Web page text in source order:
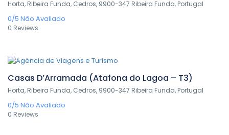
Horta, Ribeira Funda, Cedros, 9900-347 Ribeira Funda, Portugal
0/5 Não Avaliado
0 Reviews
0,00€/ 1 night(s)
Casas D’Arramada (Atafona do Lagoa – T3)
Horta, Ribeira Funda, Cedros, 9900-347 Ribeira Funda, Portugal
0/5 Não Avaliado
0 Reviews